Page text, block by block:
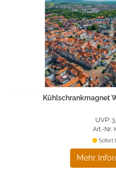
Kühlschrankmagnet
UVP:
Art.-Nr.:
Mehr
Sofort